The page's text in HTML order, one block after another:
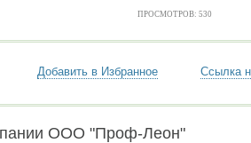
ПРОСМОТРОВ: 530
Добавить в Избранное Ссылка
ООО "Проф-Леон"